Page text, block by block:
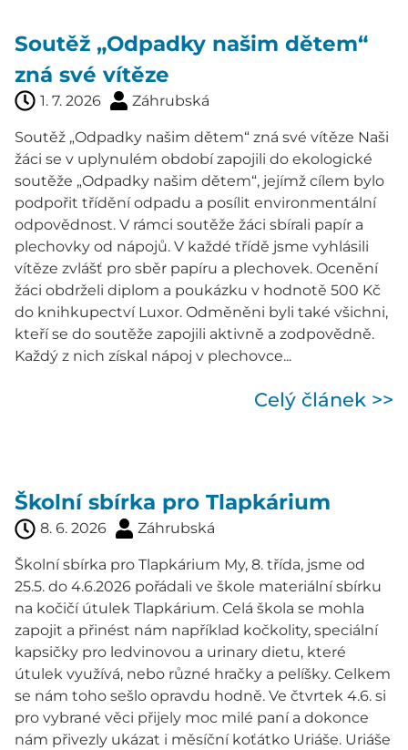
Soutěž „Odpadky našim dětem“
zná své vítěze
1. 7. 2026 Záhrubská
Soutěž „Odpadky našim dětem“ zná své vítěze Naši
žáci se v uplynulém období zapojili do ekologické
soutěže „Odpadky našim dětem“, jejímž cílem bylo
podpořit třídění odpadu a posílit environmentální
odpovědnost. V rámci soutěže žáci sbírali papír a
plechovky od nápojů. V každé třídě jsme vyhlásili
vítěze zvlášť pro sběr papíru a plechovek. Ocenění
žáci obdrželi diplom a poukázku v hodnotě 500 Kč
do knihkupectví Luxor. Odměněni byli také všichni,
kteří se do soutěže zapojili aktivně a zodpovědně.
Každý z nich získal nápoj v plechovce...
Celý článek >>
Školní sbírka pro Tlapkárium
8. 6. 2026 Záhrubská
Školní sbírka pro Tlapkárium My, 8. třída, jsme od
25.5. do 4.6.2026 pořádali ve škole materiální sbírku
na kočičí útulek Tlapkárium. Celá škola se mohla
zapojit a přinést nám například kočkolity, speciální
kapsičky pro ledvinovou a urinary dietu, které
útulek využívá, nebo různé hračky a pelíšky. Celkem
se nám toho sešlo opravdu hodně. Ve čtvrtek 4.6. si
pro vybrané věci přijely moc milé paní a dokonce
nám přivezly ukázat i měsíční koťátko Uriáše. Uriáše